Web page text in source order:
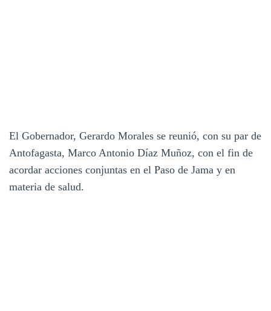
El Gobernador, Gerardo Morales se reunió, con su par de
Antofagasta, Marco Antonio Díaz Muñoz, con el fin de
acordar acciones conjuntas en el Paso de Jama y en
materia de salud.